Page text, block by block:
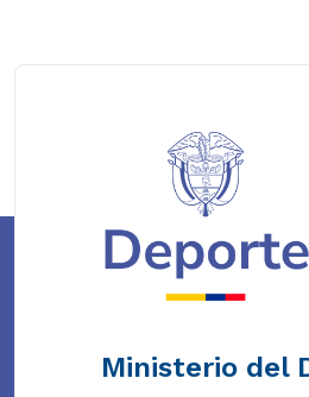
Ministerio del